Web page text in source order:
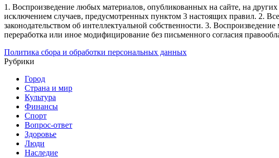
1. Воспроизведение любых материалов, опубликованных на сайте, на
исключением случаев, предусмотренных пунктом 3 настоящих правил. 2.
законодательством об интеллектуальной собственности. 3.
переработка или иное модифицирование без письменного согласия
Политика сбора и обработки персональных данных
Рубрики
Город
Страна и мир
Культура
Финансы
Спорт
Вопрос-ответ
Здоровье
Люди
Наследие